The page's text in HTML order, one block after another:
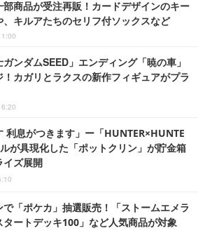
部商品が受注再販！カードデザインのキー
、キルアたちのセリフ付ソックスなど
ガンダムSEED」エンディング「暁の車」
！カガリとラクスの新作フィギュアがプラ
利息がつきます」ー「HUNTER×HUNTE
が具現化した「ポットクリン」が貯金箱
イズ展開
で「ポケカ」抽選販売！「ストームエメラ
タートデッキ100」など人気商品が対象